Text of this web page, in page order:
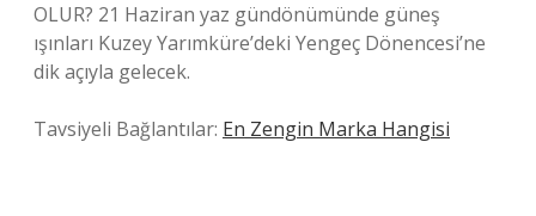
OLUR? 21 Haziran yaz gündönümünde güneş
ışınları Kuzey Yarımküre’deki Yengeç Dönencesi’ne
dik açıyla gelecek.
Tavsiyeli Bağlantılar: En Zengin Marka Hangisi